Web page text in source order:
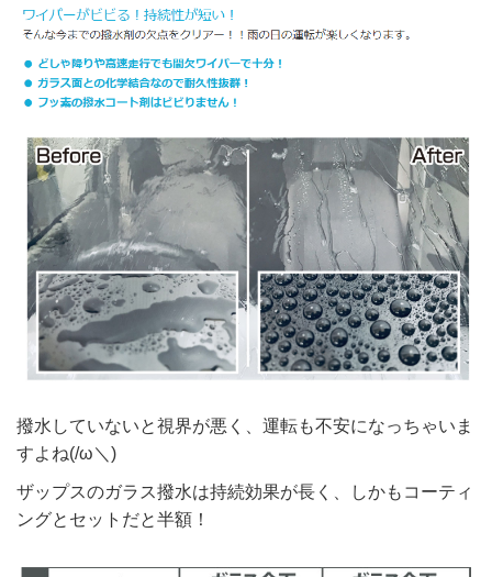
撥水していないと視界が悪く、運転も不安になっちゃいま
すよね(/ω＼)
ザップスのガラス撥水は持続効果が長く、しかもコーティ
ングとセットだと半額！